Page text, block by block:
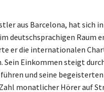
aus Barcelona, hat sich
deutschsprachigen Raum
er die internationalen
Sein Einkommen steigt
und seine
monatlicher Hörer auf